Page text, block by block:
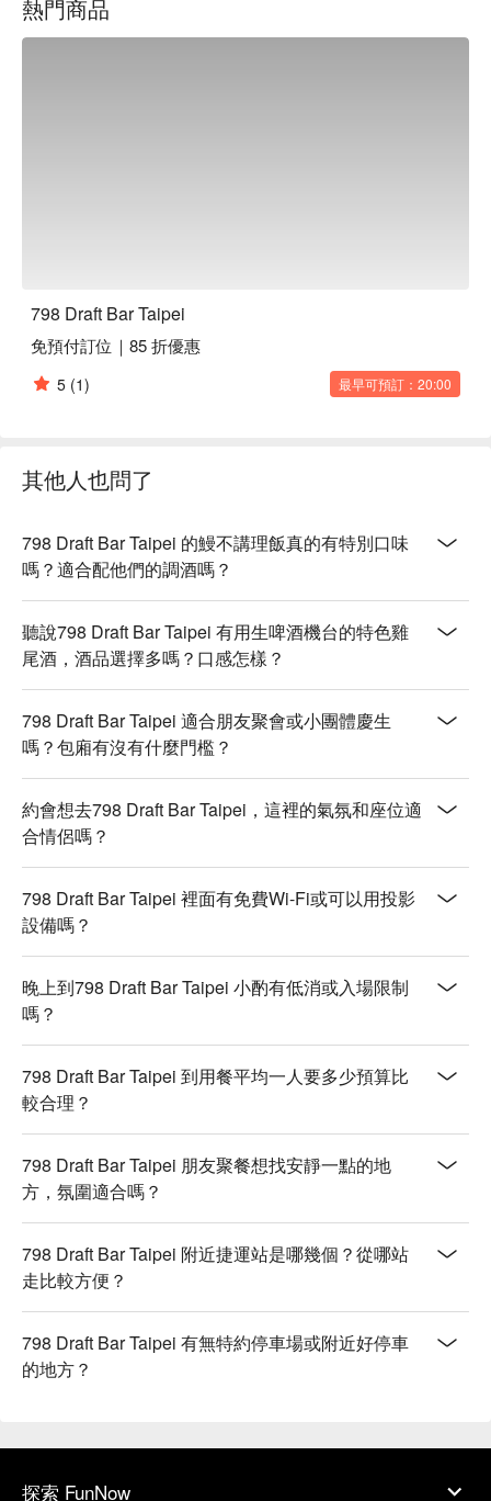
整體用餐與微醺體驗增添不少樂趣。
🥤 特色飲品
【汲飲雞尾酒】清新微醺，層次豐富
熱門商品
798 Draft Bar Taipei
免預付訂位｜85 折優惠
5 (1) 最早可預訂：20:00
其他人也問了
798 Draft Bar Taipei 的鰻不講理飯真的有特別口味
嗎？適合配他們的調酒嗎？
聽說798 Draft Bar Taipei 有用生啤酒機台的特色雞
尾酒，酒品選擇多嗎？口感怎樣？
798 Draft Bar Taipei 適合朋友聚會或小團體慶生
嗎？包廂有沒有什麼門檻？
約會想去798 Draft Bar Taipei，這裡的氣氛和座位適
合情侶嗎？
798 Draft Bar Taipei 裡面有免費Wi-Fi或可以用投影
設備嗎？
晚上到798 Draft Bar Taipei 小酌有低消或入場限制
嗎？
798 Draft Bar Taipei 到用餐平均一人要多少預算比
較合理？
798 Draft Bar Taipei 朋友聚餐想找安靜一點的地
方，氛圍適合嗎？
798 Draft Bar Taipei 附近捷運站是哪幾個？從哪站
走比較方便？
798 Draft Bar Taipei 有無特約停車場或附近好停車
的地方？
探索 FunNow